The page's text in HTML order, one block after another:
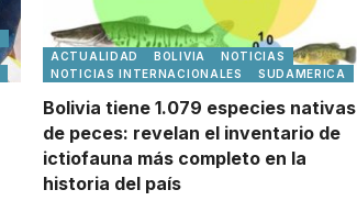
ACTUALIDAD BOLIVIA
NOTICIAS
NOTICIAS INTERNACIONALES
SUDAMERICA
Bolivia tiene 1.079 especies nativas
de peces: revelan el inventario de
ictiofauna más completo en la
historia del país